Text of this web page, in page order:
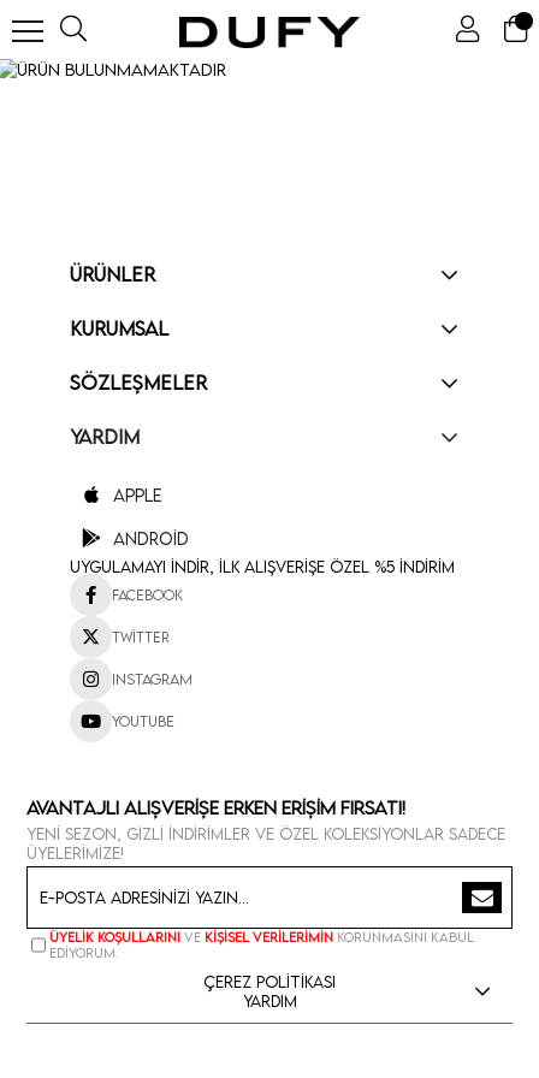
ÜRÜNLER
KURUMSAL
SÖZLEŞMELER
YARDIM
Apple
Android
Uygulamayı İndir, İlk Alışverişe Özel %5 İndirim
Facebook
Twitter
Instagram
Youtube
Avantajlı Alışverişe Erken Erişim Fırsatı!
Yeni sezon, gizli indirimler ve özel koleksiyonlar sadece
üyelerimize!
Üyelik koşullarını ve kişisel verilerimin korunmasını kabul
ediyorum.
Çerez Politikası
Yardım